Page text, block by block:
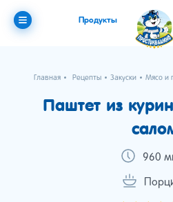
Продукты
Главная Рецепты Закуски Мясо и
Паштет из
960